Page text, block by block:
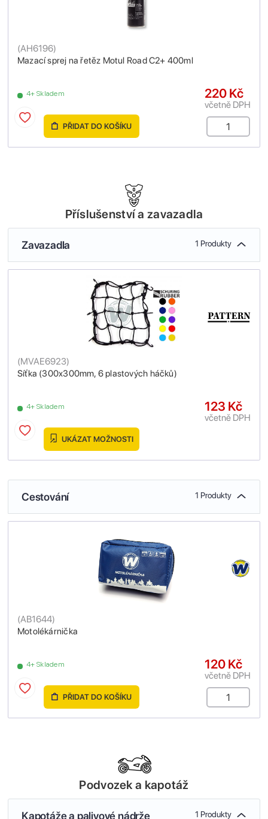
Mazací sprej na řetěz Motul Road C2+ 400ml
(AH6196)
4+ Skladem 220 Kč
včetně DPH
PŘIDAT DO KOŠÍKU
Příslušenství a zavazadla
Zavazadla 1 Produkty
Síťka (300x300mm, 6 plastových háčků)
(MVAE6923)
4+ Skladem 123 Kč
včetně DPH
UKÁZAT MOŽNOSTI
Cestování 1 Produkty
Motolékárnička
(AB1644)
4+ Skladem 120 Kč
včetně DPH
PŘIDAT DO KOŠÍKU
Podvozek a kapotáž
Kapotáže a palivové nádrže 1 Produkty